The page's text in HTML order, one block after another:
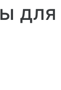
для